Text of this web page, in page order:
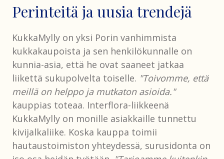
Perinteitä ja uusia trendejä
KukkaMylly on yksi Porin vanhimmista
kukkakaupoista ja sen henkilökunnalle on
kunnia-asia, että he ovat saaneet jatkaa
liikettä sukupolvelta toiselle. "Toivomme, että
meillä on helppo ja mutkaton asioida."
kauppias toteaa. Interflora-liikkeenä
KukkaMylly on monille asiakkaille tunnettu
kivijalkaliike. Koska kauppa toimii
hautaustoimiston yhteydessä, surusidonta on